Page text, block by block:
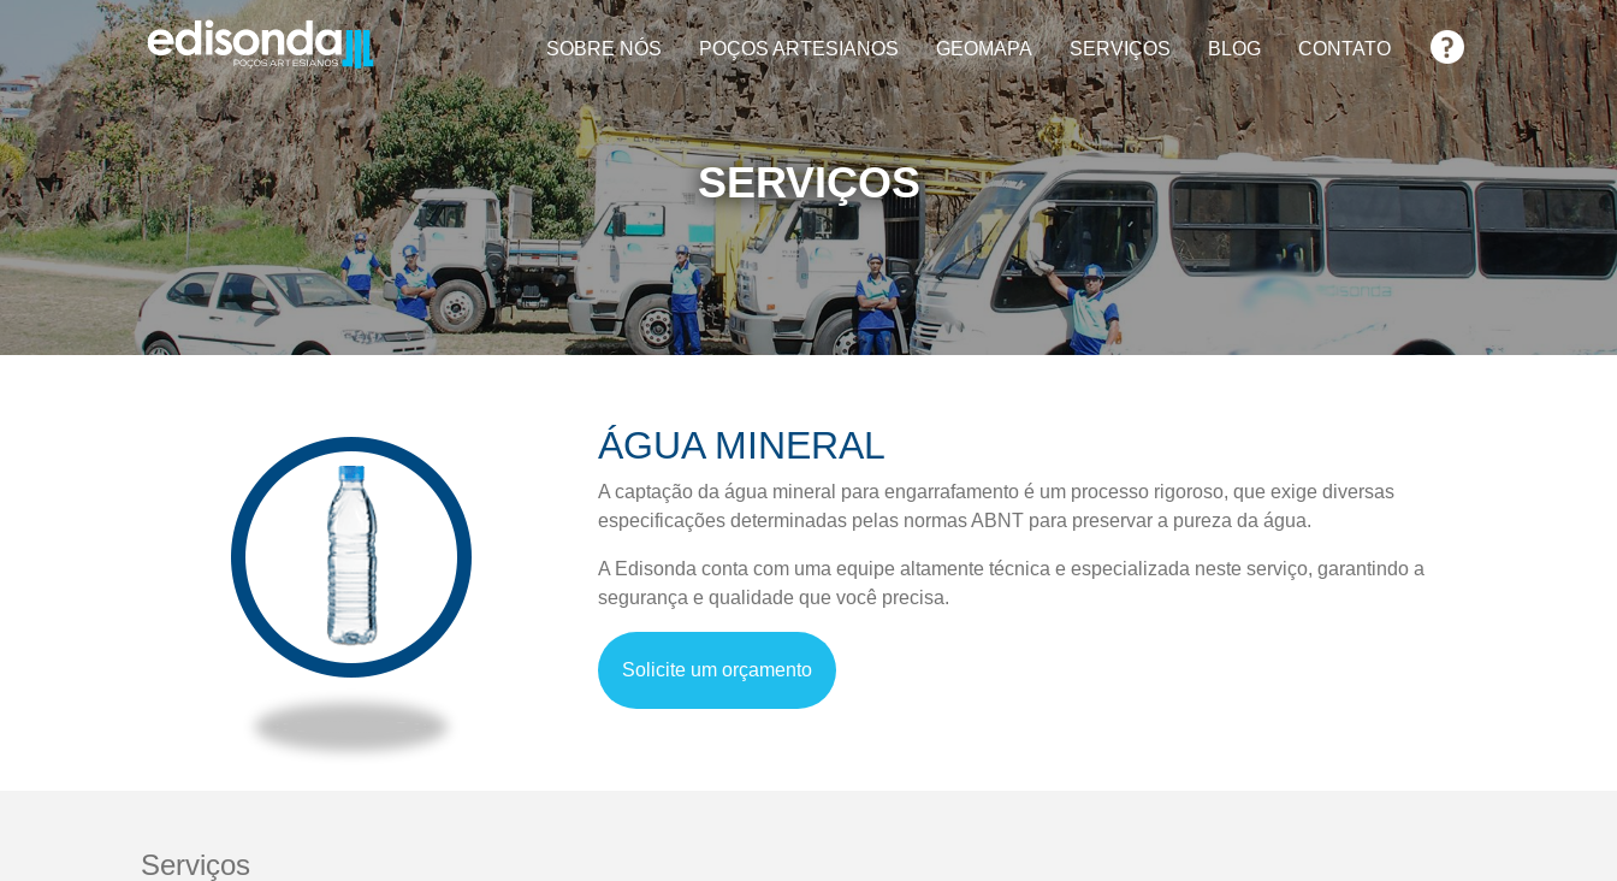
SOBRE NÓS POÇOS ARTESIANOS GEOMAPA SERVIÇOS BLOG CONTATO FAQ
SERVIÇOS
ÁGUA MINERAL
A captação da água mineral para engarrafamento é um processo rigoroso, que exige diversas
especificações determinadas pelas normas ABNT para preservar a pureza da água.
A Edisonda conta com uma equipe altamente técnica e especializada neste serviço, garantindo a
segurança e qualidade que você precisa.
Solicite um orçamento
Serviços